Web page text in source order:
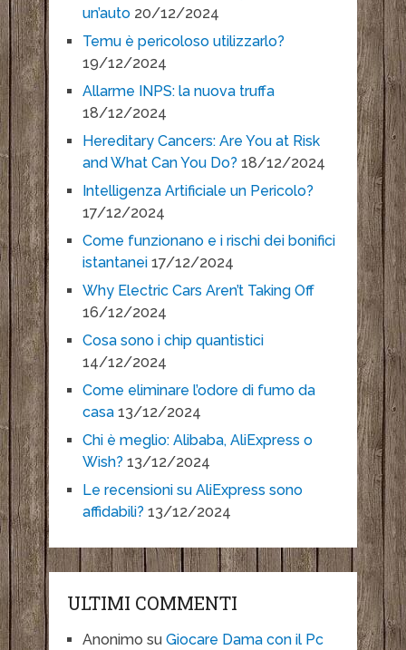
un’auto 20/12/2024
Temu è pericoloso utilizzarlo?
19/12/2024
Allarme INPS: la nuova truffa
18/12/2024
Hereditary Cancers: Are You at Risk
and What Can You Do? 18/12/2024
Intelligenza Artificiale un Pericolo?
17/12/2024
Come funzionano e i rischi dei bonifici
istantanei 17/12/2024
Why Electric Cars Aren’t Taking Off
16/12/2024
Cosa sono i chip quantistici
14/12/2024
Come eliminare l’odore di fumo da
casa 13/12/2024
Chi è meglio: Alibaba, AliExpress o
Wish? 13/12/2024
Le recensioni su AliExpress sono
affidabili? 13/12/2024
ULTIMI COMMENTI
Anonimo su Giocare Dama con il Pc